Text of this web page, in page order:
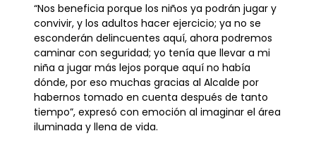
“Nos beneficia porque los niños ya podrán jugar y
convivir, y los adultos hacer ejercicio; ya no se
esconderán delincuentes aquí, ahora podremos
caminar con seguridad; yo tenía que llevar a mi
niña a jugar más lejos porque aquí no había
dónde, por eso muchas gracias al Alcalde por
habernos tomado en cuenta después de tanto
tiempo”, expresó con emoción al imaginar el área
iluminada y llena de vida.